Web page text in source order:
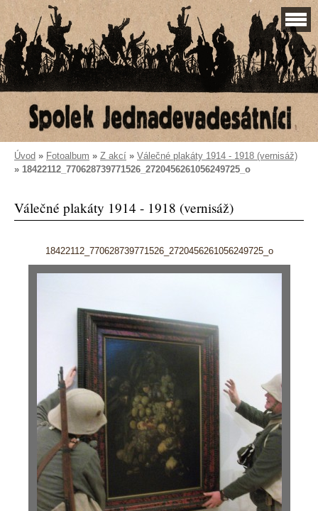
Úvod » Fotoalbum » Z akcí » Válečné plakáty 1914 - 1918 (vernisáž)
» 18422112_770628739771526_2720456261056249725_o
Válečné plakáty 1914 - 1918 (vernisáž)
18422112_770628739771526_2720456261056249725_o